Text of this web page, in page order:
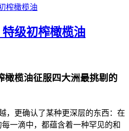
级初榨橄榄油
橄榄油征服四大洲最挑剔的
，更确认了某种更深层的东西：在
每一滴中，都蕴含着一种罕见的和